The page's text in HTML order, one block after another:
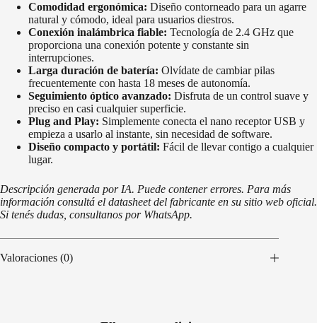
Comodidad ergonómica: Diseño contorneado para un agarre
natural y cómodo, ideal para usuarios diestros.
Conexión inalámbrica fiable: Tecnología de 2.4 GHz que
proporciona una conexión potente y constante sin
interrupciones.
Larga duración de batería: Olvídate de cambiar pilas
frecuentemente con hasta 18 meses de autonomía.
Seguimiento óptico avanzado: Disfruta de un control suave y
preciso en casi cualquier superficie.
Plug and Play: Simplemente conecta el nano receptor USB y
empieza a usarlo al instante, sin necesidad de software.
Diseño compacto y portátil: Fácil de llevar contigo a cualquier
lugar.
Descripción generada por IA. Puede contener errores. Para más
información consultá el datasheet del fabricante en su sitio web oficial.
Si tenés dudas, consultanos por WhatsApp.
Valoraciones (0)